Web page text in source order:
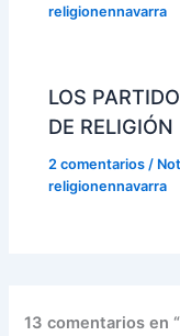
religionennavarra
LOS
DE RELIGIÓN
2 comentarios /
religionennavarra
13 comentarios en